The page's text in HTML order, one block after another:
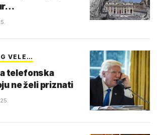
VELE…
telefonska
ne želi priznati